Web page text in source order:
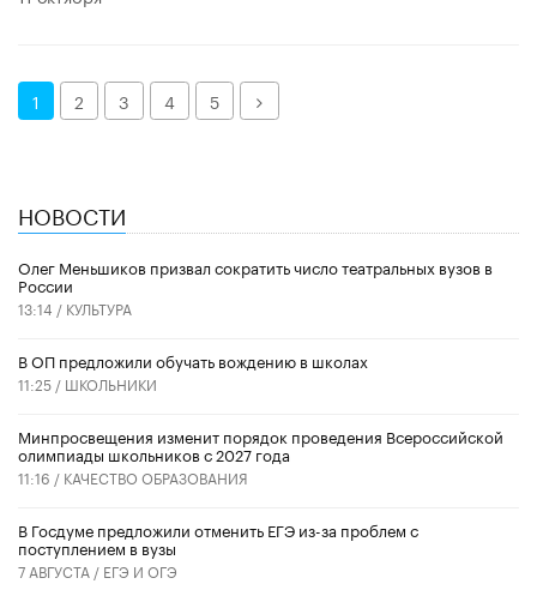
1 2 3 4 5 Далее
НОВОСТИ
Олег Меньшиков призвал сократить число театральных вузов в
России
13:14 / КУЛЬТУРА
В ОП предложили обучать вождению в школах
11:25 / ШКОЛЬНИКИ
Минпросвещения изменит порядок проведения Всероссийской
олимпиады школьников с 2027 года
11:16 / КАЧЕСТВО ОБРАЗОВАНИЯ
В Госдуме предложили отменить ЕГЭ из-за проблем с
поступлением в вузы
7 АВГУСТА / ЕГЭ И ОГЭ